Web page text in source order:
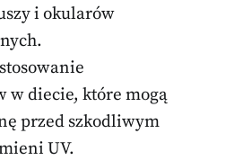
i okularów
w diecie, które mogą
przed szkodliwym
UV.